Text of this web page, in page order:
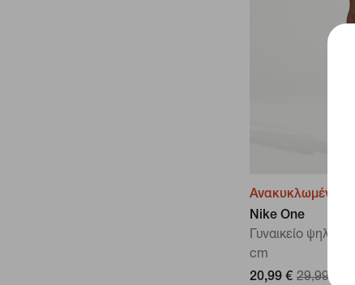
Ανακυκλωμένα
Nike One
Γυναικείο
cm
20,99 € 29,99 €